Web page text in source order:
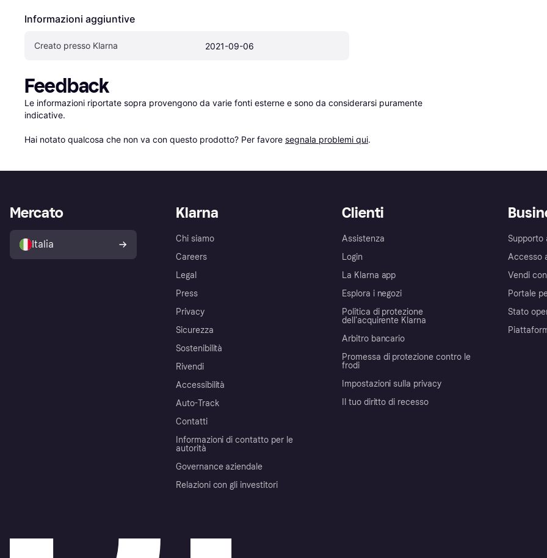
Informazioni aggiuntive
Creato presso Klarna 2021-09-06
Feedback
Le informazioni riportate sopra provengono da varie fonti esterne e sono da considerarsi puramente
indicative.
Hai notato qualcosa che non va con questo prodotto? Per favore segnala problemi qui.
Klarna
Chi siamo
Careers
Legal
Press
Privacy
Sicurezza
Sostenibilità
Rivendi
Accessibilità
Auto-Track
Contatti
Informazioni di contatto per le
autorità
Governance aziendale
Relazioni con gli investitori
Clienti
Assistenza
Login
La Klarna app
Esplora i negozi
Politica di protezione
dell'acquirente Klarna
Arbitro bancario
Promessa di protezione contro le
frodi
Impostazioni sulla privacy
Il tuo diritto di recesso
Supporto
Accesso
Vendi
Portale
Stato
Mercato
Italia